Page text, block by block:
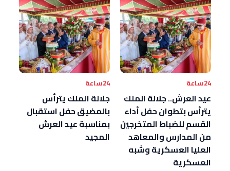
24ساعة
عيد العرش.. جلالة الملك
يترأس بتطوان حفل أداء
القسم للضباط المتخرجين
من المدارس والمعاهد
العليا العسكرية وشبه
العسكرية
24ساعة
جلالة الملك يترأس
بالمضيق حفل استقبال
بمناسبة عيد العرش
المجيد